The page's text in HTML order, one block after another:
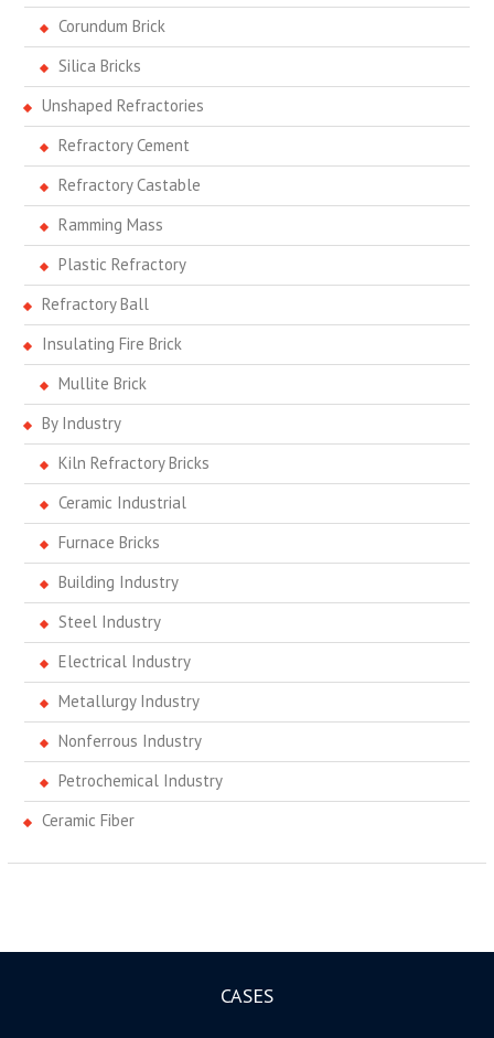
Corundum Brick
Silica Bricks
Unshaped Refractories
Refractory Cement
Refractory Castable
Ramming Mass
Plastic Refractory
Refractory Ball
Insulating Fire Brick
Mullite Brick
By Industry
Kiln Refractory Bricks
Ceramic Industrial
Furnace Bricks
Building Industry
Steel Industry
Electrical Industry
Metallurgy Industry
Nonferrous Industry
Petrochemical Industry
Ceramic Fiber
CASES